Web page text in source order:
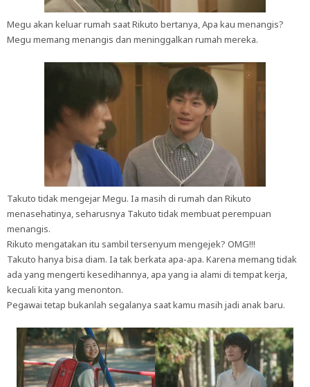
Megu akan keluar rumah saat Rikuto bertanya, Apa kau menangis?
Megu memang menangis dan meninggalkan rumah mereka.
Takuto tidak mengejar Megu. Ia masih di rumah dan Rikuto
menasehatinya, seharusnya Takuto tidak membuat perempuan
menangis.
Rikuto mengatakan itu sambil tersenyum mengejek? OMG!!!
Takuto hanya bisa diam. Ia tak berkata apa-apa. Karena memang tidak
ada yang mengerti kesedihannya, apa yang ia alami di tempat kerja,
kecuali kita yang menonton.
Pegawai tetap bukanlah segalanya saat kamu masih jadi anak baru.